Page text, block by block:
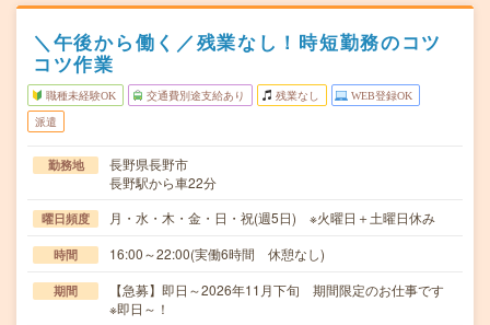
＼午後から働く／残業なし！時短勤務のコツ
コツ作業
職種未経験OK 交通費別途支給あり 残業なし WEB登録OK
派遣
勤務地
長野県長野市
長野駅から車22分
曜日頻度 月・水・木・金・日・祝(週5日) ※火曜日＋土曜日休み
時間 16:00～22:00(実働6時間 休憩なし)
期間
【急募】即日～2026年11月下旬 期間限定のお仕事です
※即日～！